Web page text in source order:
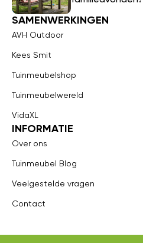
SAMENWERKINGEN
AVH Outdoor
Kees Smit
Tuinmeubelshop
Tuinmeubelwereld
VidaXL
INFORMATIE
Over ons
Tuinmeubel Blog
Veelgestelde vragen
Contact